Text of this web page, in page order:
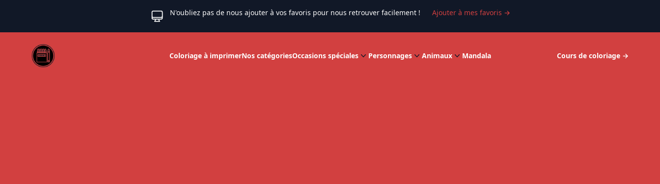
N'oubliez pas de nous ajouter à vos favoris pour nous retrouver facilement ! Ajouter à mes favoris →
Web coloriage
Coloriage à imprimerNos catégoriesOccasions spéciales Personnages Animaux Mandala Cours de coloriage →